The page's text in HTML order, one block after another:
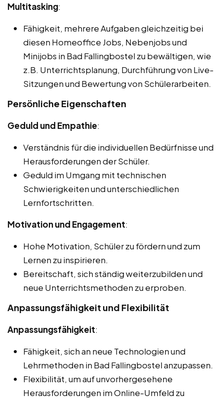
Multitasking:
Fähigkeit, mehrere Aufgaben gleichzeitig bei
diesen Homeoffice Jobs, Nebenjobs und
Minijobs in Bad Fallingbostel zu bewältigen, wie
z.B. Unterrichtsplanung, Durchführung von Live-
Sitzungen und Bewertung von Schülerarbeiten.
Persönliche Eigenschaften
Geduld und Empathie:
Verständnis für die individuellen Bedürfnisse und
Herausforderungen der Schüler.
Geduld im Umgang mit technischen
Schwierigkeiten und unterschiedlichen
Lernfortschritten.
Motivation und Engagement:
Hohe Motivation, Schüler zu fördern und zum
Lernen zu inspirieren.
Bereitschaft, sich ständig weiterzubilden und
neue Unterrichtsmethoden zu erproben.
Anpassungsfähigkeit und Flexibilität
Anpassungsfähigkeit:
Fähigkeit, sich an neue Technologien und
Lehrmethoden in Bad Fallingbostel anzupassen.
Flexibilität, um auf unvorhergesehene
Herausforderungen im Online-Umfeld zu